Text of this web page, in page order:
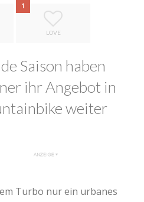
1
LOVE
Saison haben
ihr Angebot in
weiter
Turbo nur ein urbanes